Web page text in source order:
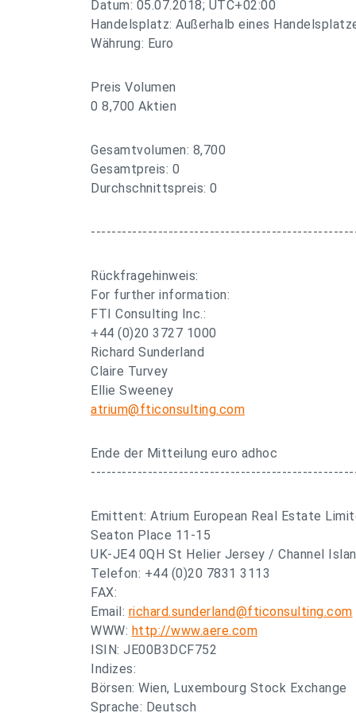
Datum: 05.07.2018; UTC+02:00
Handelsplatz: Außerhalb eines
Währung: Euro
Preis Volumen
0 8,700 Aktien
Gesamtvolumen: 8,700
Gesamtpreis: 0
Durchschnittspreis: 0
Rückfragehinweis:
For further information:
FTI Consulting Inc.:
+44 (0)20 3727 1000
Richard Sunderland
Claire Turvey
Ellie Sweeney
atrium@fticonsulting.com
Ende der Mitteilung euro adhoc
Emittent: Atrium European Real Estate
Seaton Place 11-15
UK-JE4 0QH St Helier Jersey / Channel
Telefon: +44 (0)20 7831 3113
FAX:
Email: richard.sunderland@fticonsulting.com
WWW: http://www.aere.com
ISIN: JE00B3DCF752
Indizes:
Börsen: Wien, Luxembourg Stock Exchange
Sprache: Deutsch